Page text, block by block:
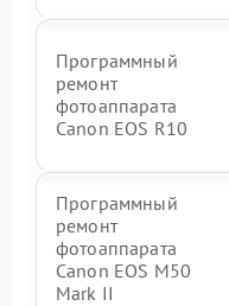
Программный
ремонт
фотоаппарата
Canon EOS R10
Программный
ремонт
фотоаппарата
Canon EOS M50
Mark II